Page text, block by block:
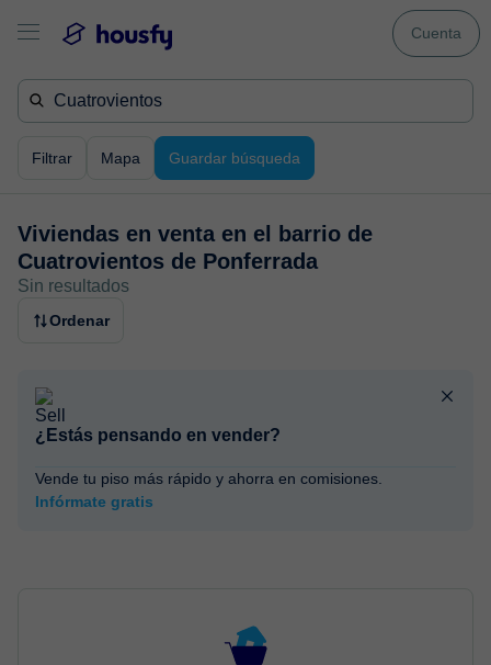
Cuenta
Filtrar Mapa Guardar búsqueda
Viviendas en venta en el barrio de
Cuatrovientos de Ponferrada
Sin resultados
Ordenar
¿Estás pensando en vender?
Vende tu piso más rápido y ahorra en comisiones.
Infórmate gratis